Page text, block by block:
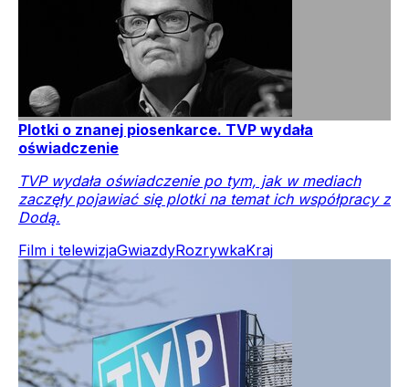
Plotki o znanej piosenkarce. TVP wydała
oświadczenie
TVP wydała oświadczenie po tym, jak w mediach
zaczęły pojawiać się plotki na temat ich współpracy z
Dodą.
Film i telewizjaGwiazdyRozrywkaKraj